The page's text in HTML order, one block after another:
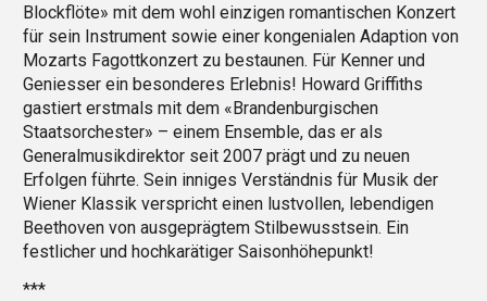
Blockflöte» mit dem wohl einzigen romantischen Konzert
für sein Instrument sowie einer kongenialen Adaption von
Mozarts Fagottkonzert zu bestaunen. Für Kenner und
Geniesser ein besonderes Erlebnis! Howard Griffiths
gastiert erstmals mit dem «Brandenburgischen
Staatsorchester» – einem Ensemble, das er als
Generalmusikdirektor seit 2007 prägt und zu neuen
Erfolgen führte. Sein inniges Verständnis für Musik der
Wiener Klassik verspricht einen lustvollen, lebendigen
Beethoven von ausgeprägtem Stilbewusstsein. Ein
festlicher und hochkarätiger Saisonhöhepunkt!
***